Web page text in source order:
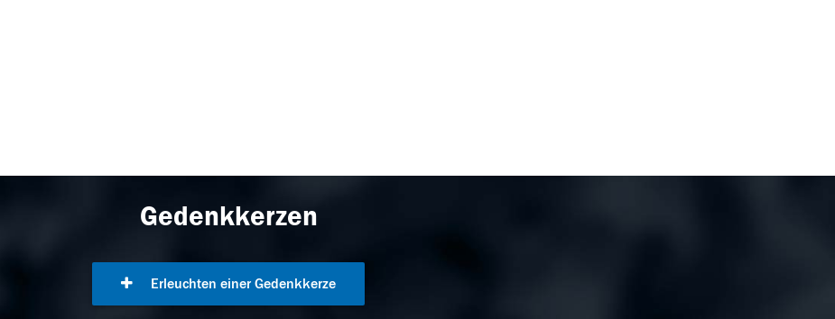
Gedenkkerzen
Erleuchten einer Gedenkkerze